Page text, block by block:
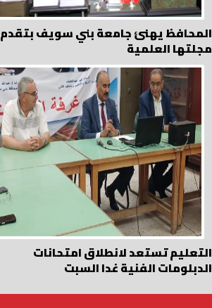
المحافظ يهنئ جامعة بني سويف بتقدم
مجلتها العلمية
التعليم تستعد لانطلاق امتحانات
الدبلومات الفنية غدا السبت